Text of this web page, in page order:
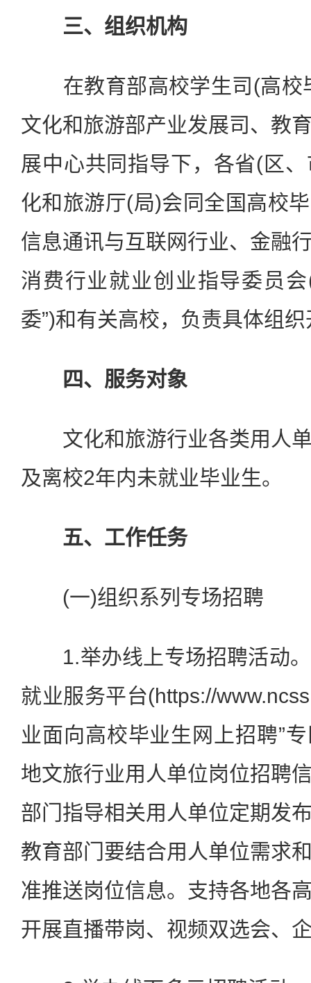
三、组织机构
在教育部高校学生司(高校
文化和旅游部产业发展司、教
展中心共同指导下，各省(区
化和旅游厅(局)会同全国高校
信息通讯与互联网行业、金融
消费行业就业创业指导委员
委”)和有关高校，负责具体组
四、服务对象
文化和旅游行业各类用人单
及离校2年内未就业毕业生。
五、工作任务
(一)组织系列专场招聘
1.举办线上专场招聘活动。
就业服务平台(https://
业面向高校毕业生网上招聘”
地文旅行业用人单位岗位招聘
部门指导相关用人单位定期发
教育部门要结合用人单位需求
准推送岗位信息。支持各地各
开展直播带岗、视频双选会、